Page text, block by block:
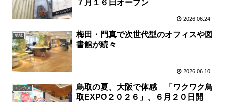
７月１６日オープン
2026.06.24
地域
梅田・門真で次世代型のオフィスや図
書館が続々
2026.06.10
エンタメ
鳥取の夏、大阪で体感 「ワクワク鳥
取EXPO２０２６」、６月２０日開